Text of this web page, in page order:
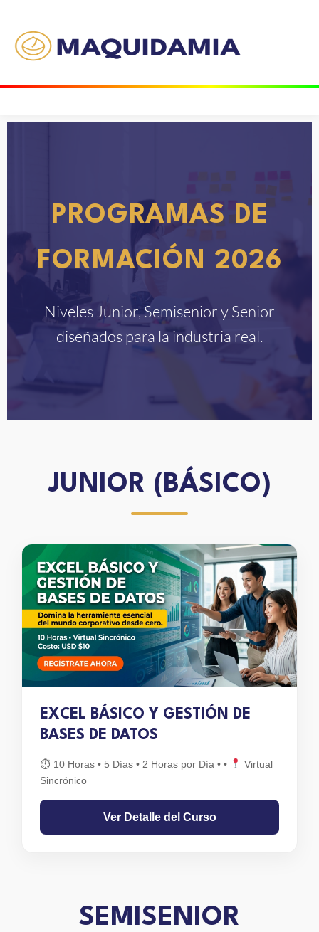
PROGRAMAS DE
FORMACIÓN 2026
Niveles Junior, Semisenior y Senior
diseñados para la industria real.
JUNIOR (BÁSICO)
EXCEL BÁSICO Y GESTIÓN DE
BASES DE DATOS
⏱ 10 Horas • 5 Días • 2 Horas por Día • •
Virtual
Sincrónico
Ver Detalle del Curso
SEMISENIOR